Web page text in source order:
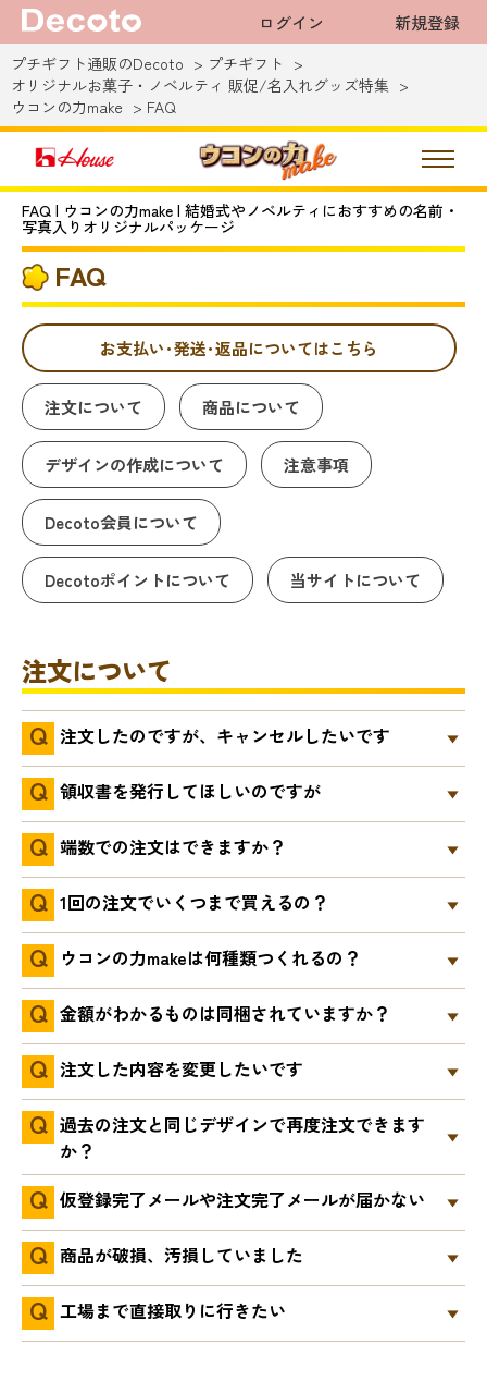
ログイン 新規登録
プチギフト通販のDecoto
プチギフト
オリジナルお菓子・ノベルティ 販促/名入れグッズ特集
ウコンの力make
FAQ
FAQ | ウコンの力make | 結婚式やノベルティにおすすめの名前・
写真入りオリジナルパッケージ
FAQ
お支払い･発送･返品についてはこちら
注文について 商品について
デザインの作成について 注意事項
Decoto会員について
Decotoポイントについて 当サイトについて
注文について
注文したのですが、キャンセルしたいです
領収書を発行してほしいのですが
端数での注文はできますか？
1回の注文でいくつまで買えるの？
ウコンの力makeは何種類つくれるの？
金額がわかるものは同梱されていますか？
注文した内容を変更したいです
過去の注文と同じデザインで再度注文できます
か？
仮登録完了メールや注文完了メールが届かない
商品が破損、汚損していました
工場まで直接取りに行きたい